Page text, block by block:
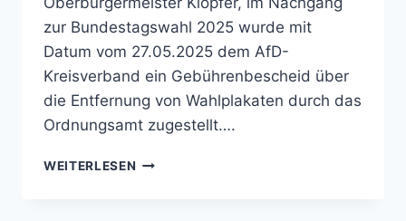
zur Bundestagswahl 2025 wurde mit
Datum vom 27.05.2025 dem AfD-
Kreisverband ein Gebührenbescheid über
die Entfernung von Wahlplakaten durch das
Ordnungsamt zugestellt….
WEITERLESEN ANFRAGE